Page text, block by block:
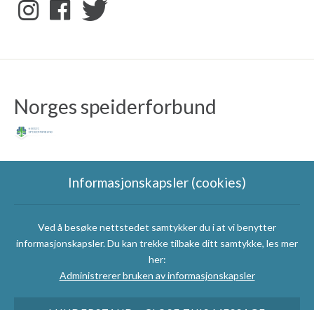
Norges speiderforbund
Speidergruppas
samarbeidspartnere
Informasjonskapsler (cookies)
Ved å besøke nettstedet samtykker du i at vi benytter
informasjonskapsler. Du kan trekke tilbake ditt samtykke, les mer
her:
Administrerer bruken av informasjonskapsler